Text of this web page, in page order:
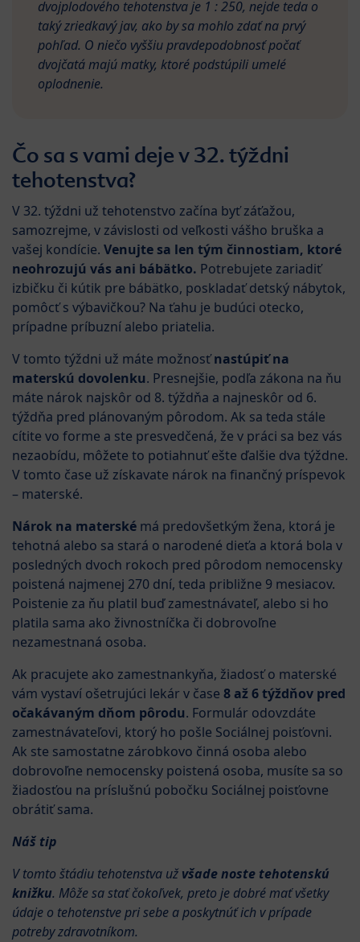
dvojplodového tehotenstva je 1 : 250, nejde teda o
taký zriedkavý jav, ako by sa mohlo zdať na prvý
pohľad. O niečo vyššiu pravdepodobnosť počať
dvojčatá majú matky, ktoré podstúpili umelé
oplodnenie.
Čo sa s vami deje v 32. týždni
tehotenstva?
V 32. týždni už tehotenstvo začína byť záťažou,
samozrejme, v závislosti od veľkosti vášho bruška a
vašej kondície. Venujte sa len tým činnostiam, ktoré
neohrozujú vás ani bábätko. Potrebujete zariadiť
izbičku či kútik pre bábätko, poskladať detský nábytok,
pomôcť s výbavičkou? Na ťahu je budúci otecko,
prípadne príbuzní alebo priatelia.
V tomto týždni už máte možnosťnastúpiť na
materskú dovolenku. Presnejšie, podľa zákona na ňu
máte nárok najskôr od 8. týždňa a najneskôr od 6.
týždňa pred plánovaným pôrodom. Ak sa teda stále
cítite vo forme a ste presvedčená, že v práci sa bez vás
nezaobídu, môžete to potiahnuť ešte ďalšie dva týždne.
V tomto čase už získavate nárok na finančný príspevok
– materské.
Nárok na materské má predovšetkým žena, ktorá je
tehotná alebo sa stará o narodené dieťa a ktorá bola v
posledných dvoch rokoch pred pôrodom nemocensky
poistená najmenej 270 dní, teda približne 9 mesiacov.
Poistenie za ňu platil buď zamestnávateľ, alebo si ho
platila sama ako živnostníčka či dobrovoľne
nezamestnaná osoba.
Ak pracujete ako zamestnankyňa, žiadosť o materské
vám vystaví ošetrujúci lekár v čase 8 až 6 týždňov pred
očakávaným dňom pôrodu. Formulár odovzdáte
zamestnávateľovi, ktorý ho pošle Sociálnej poisťovni.
Ak ste samostatne zárobkovo činná osoba alebo
dobrovoľne nemocensky poistená osoba, musíte sa so
žiadosťou na príslušnú pobočku Sociálnej poisťovne
obrátiť sama.
Náš tip
V tomto štádiu tehotenstva už všade noste tehotenskú
knižku. Môže sa stať čokoľvek, preto je dobré mať všetky
údaje o tehotenstve pri sebe a poskytnúť ich v prípade
potreby zdravotníkom.